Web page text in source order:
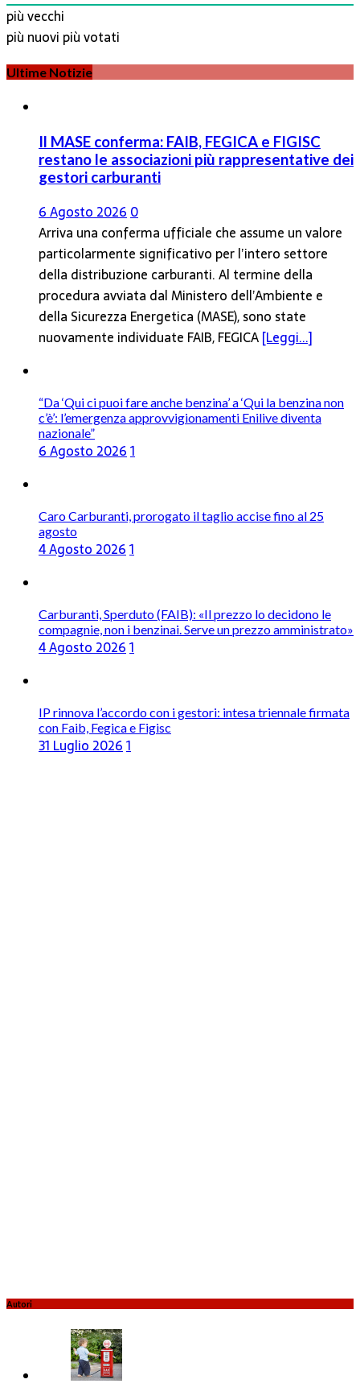
più vecchi
più nuovi più votati
Ultime Notizie
Il MASE conferma: FAIB, FEGICA e FIGISC
restano le associazioni più rappresentative dei
gestori carburanti
6 Agosto 2026 0
Arriva una conferma ufficiale che assume un valore
particolarmente significativo per l’intero settore
della distribuzione carburanti. Al termine della
procedura avviata dal Ministero dell’Ambiente e
della Sicurezza Energetica (MASE), sono state
nuovamente individuate FAIB, FEGICA[Leggi...]
“Da ‘Qui ci puoi fare anche benzina’ a ‘Qui la benzina non
c’è’: l’emergenza approvvigionamenti Enilive diventa
nazionale”
6 Agosto 20261
Caro Carburanti, prorogato il taglio accise fino al 25
agosto
4 Agosto 20261
Carburanti, Sperduto (FAIB): «Il prezzo lo decidono le
compagnie, non i benzinai. Serve un prezzo amministrato»
4 Agosto 20261
IP rinnova l’accordo con i gestori: intesa triennale firmata
con Faib, Fegica e Figisc
31 Luglio 20261
Autori